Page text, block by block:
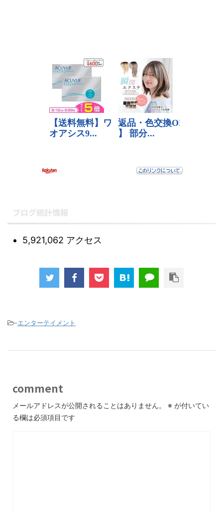
ブログ統計情報
5,921,062 アクセス
-エンターテイメント
comment
メールアドレスが公開されることはありません。 ※ が付いてい
る欄は必須項目です